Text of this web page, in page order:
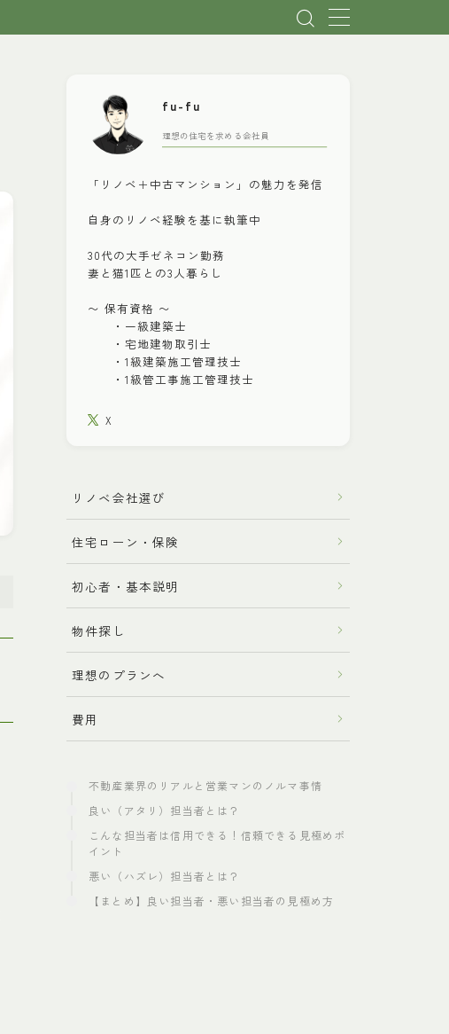
fu-fu
理想の住宅を求める会社員
「リノベ＋中古マンション」の魅力を発信
自身のリノベ経験を基に執筆中
30代の大手ゼネコン勤務
妻と猫1匹との3人暮らし
〜 保有資格 〜
・一級建築士
・宅地建物取引士
・1級建築施工管理技士
・1級管工事施工管理技士
X
リノベ会社選び
住宅ローン・保険
初心者・基本説明
物件探し
理想のプランへ
費用
不動産業界のリアルと営業マンのノルマ事情
良い（アタリ）担当者とは？
こんな担当者は信用できる！信頼できる見極めポ
イント
悪い（ハズレ）担当者とは？
【まとめ】良い担当者・悪い担当者の見極め方